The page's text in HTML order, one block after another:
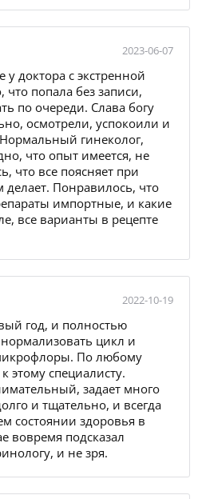
2023-06-07
доктора с экстренной
попала без записи,
по очереди. Слава богу
осмотрели, успокоили и
гинеколог,
что опыт имеется, не
что все поясняет при
делает. Понравилось, что
импортные, и какие
все варианты в рецепте
2022-10-19
год, и полностью
цикл и
По любому
этому специалисту.
задает много
и тщательно, и всегда
состоянии здоровья в
вовремя подсказал
и не зря.